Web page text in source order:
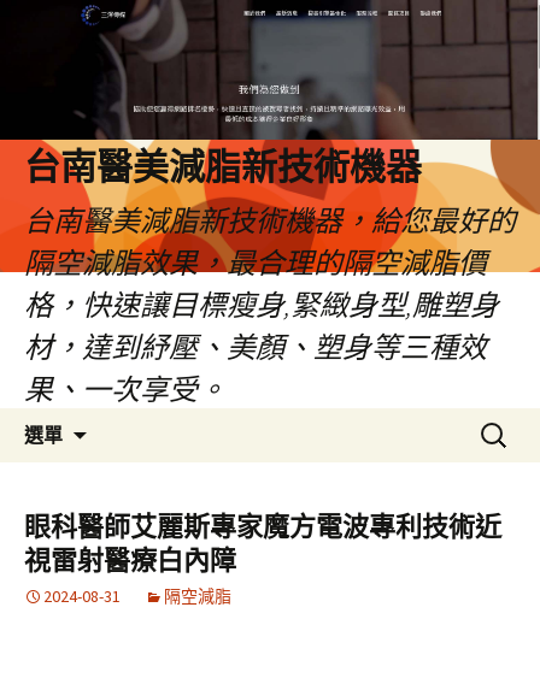
台南醫美減脂新技術機器
台南醫美減脂新技術機器，給您最好的
隔空減脂效果，最合理的隔空減脂價
格，快速讓目標瘦身,緊緻身型,雕塑身
材，達到紓壓、美顏、塑身等三種效
果、一次享受。
選單
容
搜
尋
鍵
字:
眼科醫師艾麗斯專家魔方電波專利技術近
視雷射醫療白內障
2024-08-31 隔空減脂